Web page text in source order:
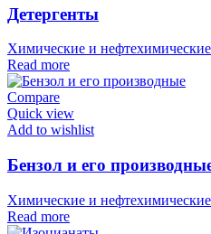
Детергенты
Химические и
Read more
Compare
Quick view
Add to wishlist
Бензол и его
Химические и
Read more